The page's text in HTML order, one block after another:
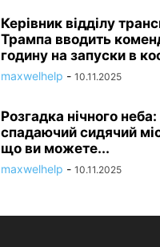
Керівник відділу
Трампа вводить
годину на запуски в
maxwelhelp - 10.11.2025
Розгадка нічного неба:
спадаючий сидячий
що ви можете...
maxwelhelp - 10.11.2025